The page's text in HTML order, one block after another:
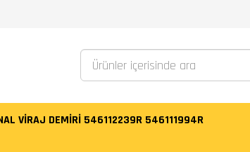
VİRAJ DEMİRİ 546112239R 546111994R